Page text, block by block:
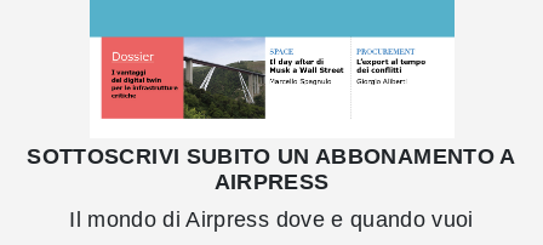
SOTTOSCRIVI SUBITO UN ABBONAMENTO A
AIRPRESS
Il mondo di Airpress dove e quando vuoi